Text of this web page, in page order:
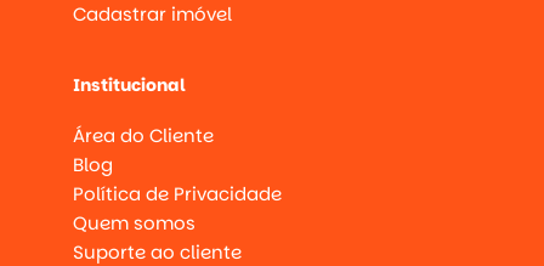
Cadastrar imóvel
Institucional
Área do Cliente
Blog
Política de Privacidade
Quem somos
Suporte ao cliente